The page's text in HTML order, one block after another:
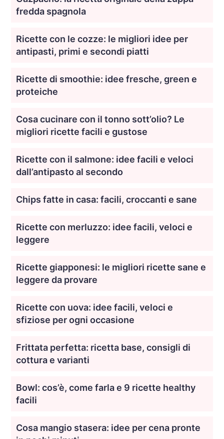
fredda spagnola
Ricette con le cozze: le migliori idee per
antipasti, primi e secondi piatti
Ricette di smoothie: idee fresche, green e
proteiche
Cosa cucinare con il tonno sott’olio? Le
migliori ricette facili e gustose
Ricette con il salmone: idee facili e veloci
dall’antipasto al secondo
Chips fatte in casa: facili, croccanti e sane
Ricette con merluzzo: idee facili, veloci e
leggere
Ricette giapponesi: le migliori ricette sane e
leggere da provare
Ricette con uova: idee facili, veloci e
sfiziose per ogni occasione
Frittata perfetta: ricetta base, consigli di
cottura e varianti
Bowl: cos’è, come farla e 9 ricette healthy
facili
Cosa mangio stasera: idee per cena pronte